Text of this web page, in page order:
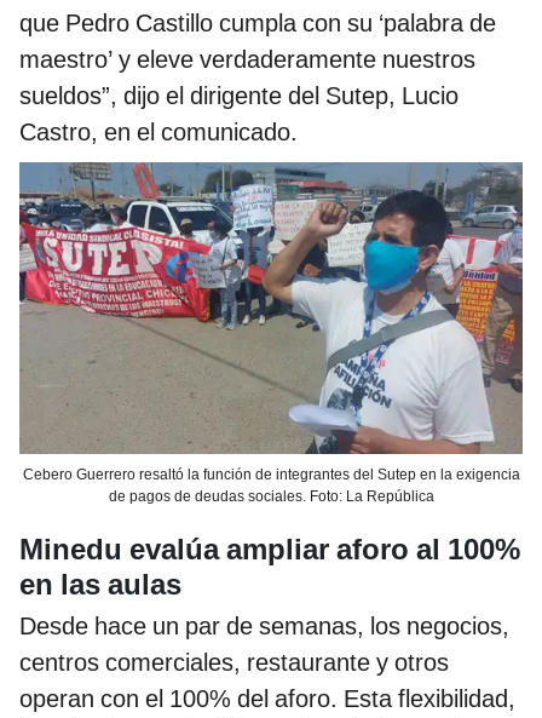
que Pedro Castillo cumpla con su ‘palabra de
maestro’ y eleve verdaderamente nuestros
sueldos”, dijo el dirigente del Sutep, Lucio
Castro, en el comunicado.
Cebero Guerrero resaltó la función de integrantes del Sutep en la exigencia
de pagos de deudas sociales. Foto: La República
Minedu evalúa ampliar aforo al 100%
en las aulas
Desde hace un par de semanas, los negocios,
centros comerciales, restaurante y otros
operan con el 100% del aforo. Esta flexibilidad,